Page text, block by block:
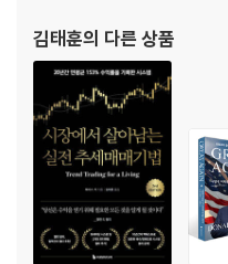
군이 새로운 강세장을 이끈다 /
주기 역학 / 주도주가 재채기를
술은 구기술이 된다
[7장] 초점을 맞춰야 할 펀더멘털
무엇이 초수익을 이끄는가? /
이즈 / 어닝 서프라이즈 / 바퀴
니다 / 애널리스트의 추정치 조
김태훈의 다른 상품